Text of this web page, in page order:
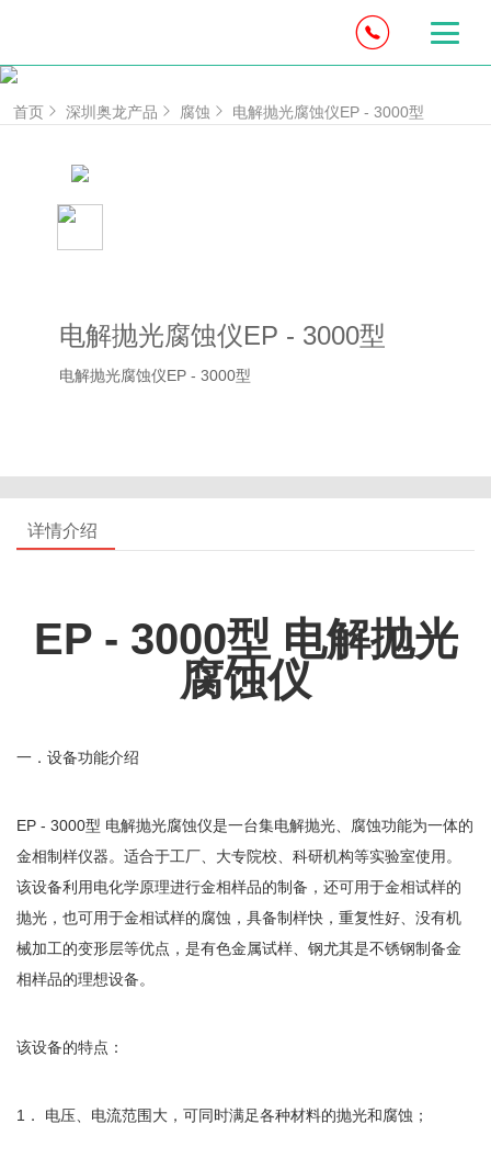
首页 深圳奥龙产品 腐蚀 电解抛光腐蚀仪EP - 3000型
电解抛光腐蚀仪EP - 3000型
电解抛光腐蚀仪EP - 3000型
详情介绍
EP - 3000型 电解抛光
腐蚀仪
一．设备功能介绍
EP - 3000型 电解抛光腐蚀仪是一台集电解抛光、腐蚀功能为一体的
金相制样仪器。适合于工厂、大专院校、科研机构等实验室使用。
该设备利用电化学原理进行金相样品的制备，还可用于金相试样的
抛光，也可用于金相试样的腐蚀，具备制样快，重复性好、没有机
械加工的变形层等优点，是有色金属试样、钢尤其是不锈钢制备金
相样品的理想设备。
该设备的特点：
1． 电压、电流范围大，可同时满足各种材料的抛光和腐蚀；